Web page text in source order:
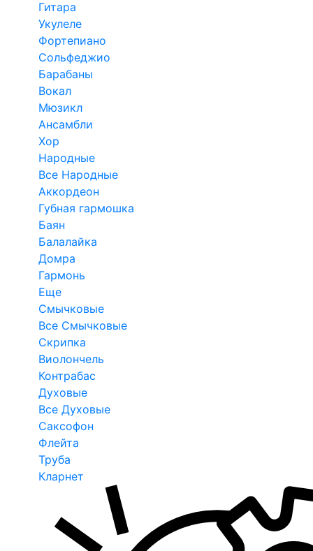
Гитара
Укулеле
Фортепиано
Сольфеджио
Барабаны
Вокал
Мюзикл
Ансамбли
Хор
Народные
Все Народные
Аккордеон
Губная гармошка
Баян
Балалайка
Домра
Гармонь
Еще
Смычковые
Все Смычковые
Скрипка
Виолончель
Контрабас
Духовые
Все Духовые
Саксофон
Флейта
Труба
Кларнет